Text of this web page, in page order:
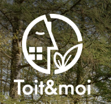
Mon Espace Personnel
Actualités
Projets
Devenir locataire